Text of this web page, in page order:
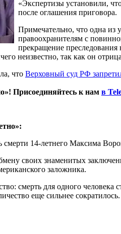
«Экспертизы установили,
после оглашения приговора.
Примечательно, что одна из
правоохранителям с
прекращение
неизвестно, так как он
что Верховный суд РФ
Присоединяйтесь к нам в
смерти 14-летнего Максима
своих знаменитых
заложника.
смерть для одного человека
еще сильнее сократилось.